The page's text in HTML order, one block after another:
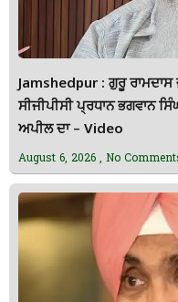
Jamshedpur : ਗੁਰੂ
ਸੀਜੀਪੀਸੀ ਪ੍ਰਧਾਨ ਭਗਵਾਨ
ਅਪੀਲ ਦਾ – Video
August 6, 2026 No